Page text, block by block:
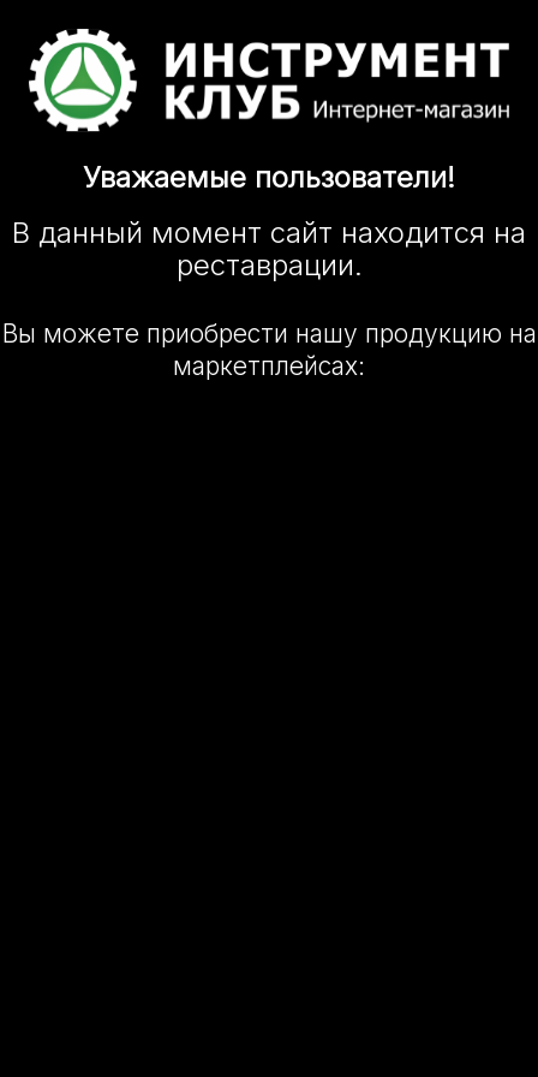
Уважаемые пользователи!
В данный момент сайт находится на
реставрации.
Вы можете приобрести нашу продукцию на
маркетплейсах: